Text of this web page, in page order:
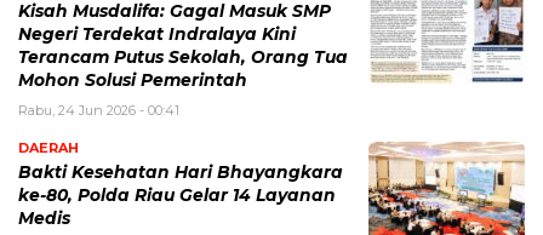
Kisah Musdalifa: Gagal Masuk SMP
Negeri Terdekat Indralaya Kini
Terancam Putus Sekolah, Orang Tua
Mohon Solusi Pemerintah
Rabu, 24 Jun 2026 - 00:41
DAERAH
Bakti Kesehatan Hari Bhayangkara
ke-80, Polda Riau Gelar 14 Layanan
Medis